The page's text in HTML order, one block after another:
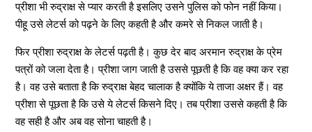
प्रीशा भी रुद्राक्ष से प्यार करती है इसलिए उसने पुलिस को फोन नहीं किया।
पीहू उसे लेटर्स को पढ़ने के लिए कहती है और कमरे से निकल जाती है।
फिर प्रीशा रुद्राक्ष के लेटर्स पढ़ती है। कुछ देर बाद अरमान रुद्राक्ष के प्रेम
पत्रों को जला देता है। प्रीशा जाग जाती है उससे पूछती है कि वह क्या कर रहा
है। वह उसे बताता है कि रुद्राक्ष बेहद चालाक है क्योंकि ये ताजा अक्षर हैं। वह
प्रीशा से पूछता है कि उसे ये लेटर्स किसने दिए। तब प्रीशा उससे कहती है कि
वह सही है और अब वह सोना चाहती है।